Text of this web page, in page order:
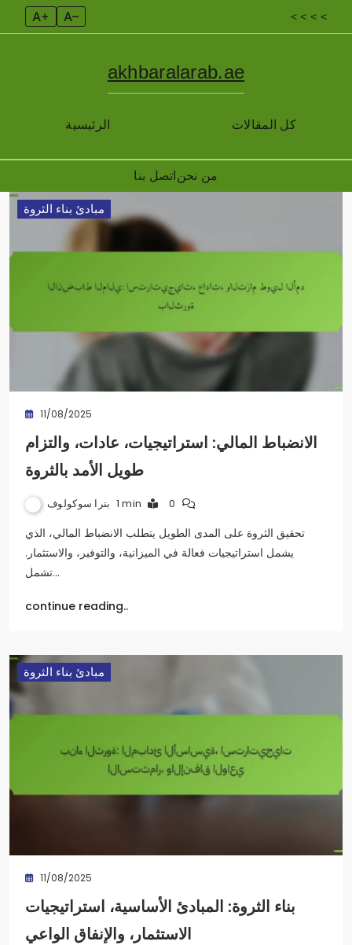
A+ A– < < < <
الرئيسية
akhbaralarab.ae
كل المقالات
اتصل بنا من نحن
Skip
مبادئ بناء الثروة
11/08/2025
الانضباط المالي: استراتيجيات، عادات، والتزام
طويل الأمد بالثروة
بترا سوكولوف 1 min 0
تحقيق الثروة على المدى الطويل يتطلب الانضباط المالي، الذي
يشمل استراتيجيات فعالة في الميزانية، والتوفير، والاستثمار.
تشمل…
continue reading..
مبادئ بناء الثروة
11/08/2025
بناء الثروة: المبادئ الأساسية، استراتيجيات
الاستثمار، والإنفاق الواعي